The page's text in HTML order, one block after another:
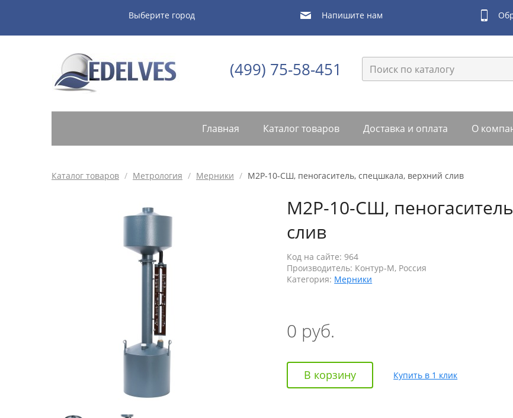
Выберите город Напишите нам
(499) 75-58-451
Главная Каталог товаров Доставка и оплата О
Каталог товаров / Метрология / Мерники / М2Р-10-СШ, пеногаситель, спецшкала, верхний слив
М2Р-10-СШ,
слив
Код на сайте: 964
Производитель: Контур-М, Россия
Категория: Мерники
0 руб.
В корзину Купить в 1 клик